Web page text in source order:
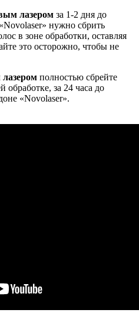
лазером за 1-2 дня до
нужно сбрить
в зоне обработки, оставляя
это осторожно, чтобы не
полностью сбрейте
за 24 часа до
«Novolaser».